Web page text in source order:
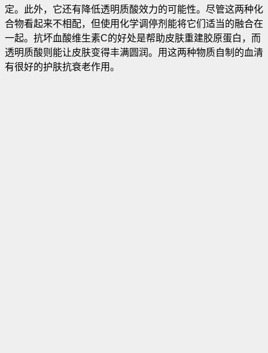
定。此外，它还有降低透明质酸效力的可能性。尽管这两种化
合物看起来不相配，但使用化学调停剂能将它们适当的融合在
一起。抗坏血酸维生素C的好处是帮助皮肤重建胶原蛋白，而
透明质酸则能让皮肤变得丰满圆润。用这两种物质自制的血清
有很好的护肤抗衰老作用。